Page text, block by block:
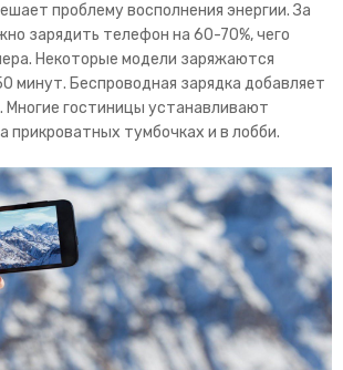
проблему восполнения энергии. За
зарядить телефон на 60-70%, чего
Некоторые модели заряжаются
минут. Беспроводная зарядка добавляет
Многие гостиницы устанавливают
прикроватных тумбочках и в лобби.